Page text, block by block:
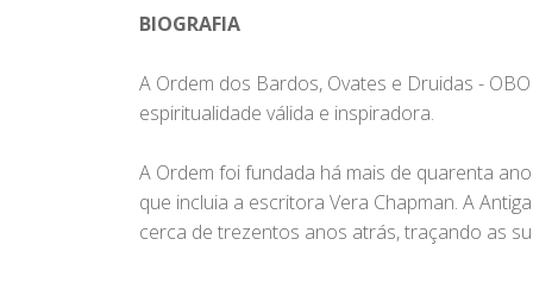
BIOGRAFIA
A Ordem dos Bardos, Ovates e Druidas -
espiritualidade válida e inspiradora.
A Ordem foi fundada há mais de quarenta
que incluia a escritora Vera Chapman. A
cerca de trezentos anos atrás, traçando as